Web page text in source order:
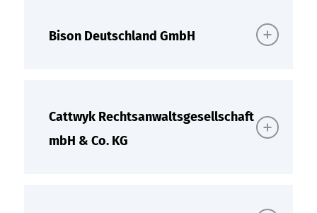
Bison Deutschland GmbH
Cattwyk Rechtsanwaltsgesellschaft
mbH & Co. KG